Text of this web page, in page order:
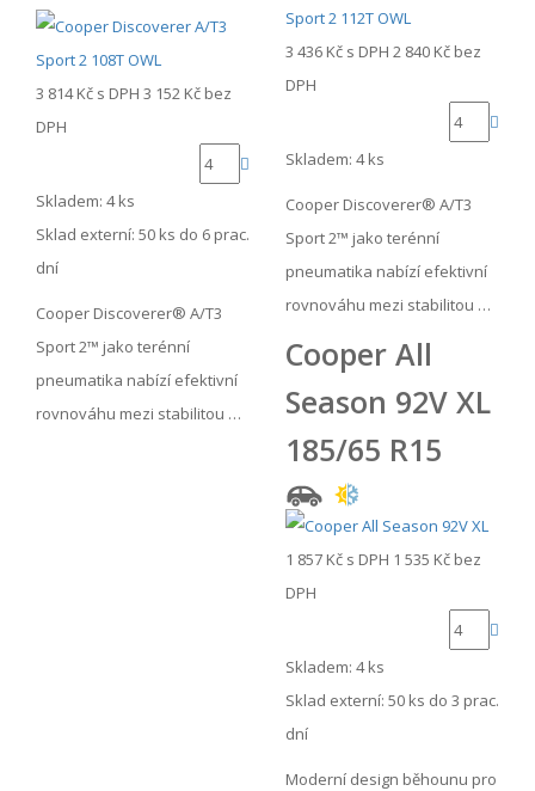
3 814 Kč s DPH 3 152 Kč bez
DPH
Skladem: 4 ks
Sklad externí: 50 ks do 6 prac.
dní
Cooper Discoverer® A/T3
Sport 2™ jako terénní
pneumatika nabízí efektivní
rovnováhu mezi stabilitou …
3 436 Kč s DPH 2 840 Kč bez
DPH
Skladem: 4 ks
Cooper Discoverer® A/T3
Sport 2™ jako terénní
pneumatika nabízí efektivní
rovnováhu mezi stabilitou …
Cooper All
Season 92V XL
185/65 R15
1 857 Kč s DPH 1 535 Kč bez
DPH
Skladem: 4 ks
Sklad externí: 50 ks do 3 prac.
dní
Moderní design běhounu pro